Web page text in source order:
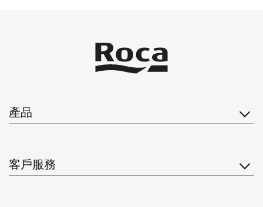
產品
客戶服務